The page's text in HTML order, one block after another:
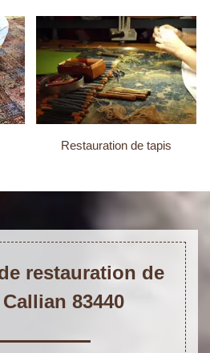
Restauration de tapis
restauration de
83440